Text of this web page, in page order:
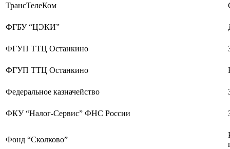
ТрансТелеКом
ФГБУ “ЦЭКИ”
ФГУП ТТЦ Останкино
ФГУП ТТЦ Останкино
Федеральное казначейство
ФКУ “Налог-Сервис” ФНС России
Фонд “Сколково”